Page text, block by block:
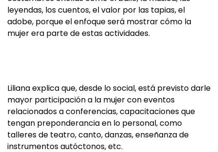
leyendas, los cuentos, el valor por las tapias, el
adobe, porque el enfoque será mostrar cómo la
mujer era parte de estas actividades.
Liliana explica que, desde lo social, está previsto darle
mayor participación a la mujer con eventos
relacionados a conferencias, capacitaciones que
tengan preponderancia en lo personal, como
talleres de teatro, canto, danzas, enseñanza de
instrumentos autóctonos, etc.